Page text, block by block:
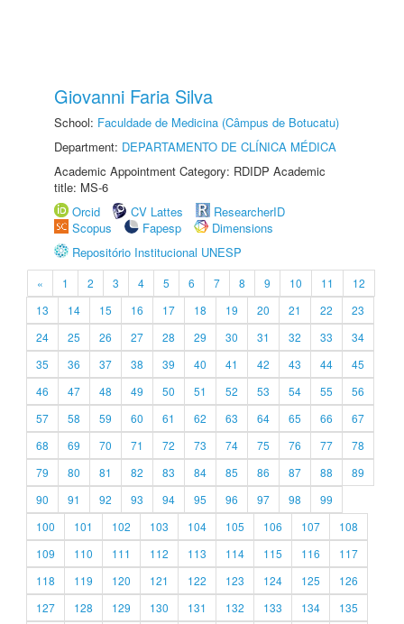
Giovanni Faria Silva
School: Faculdade de Medicina (Câmpus de Botucatu)
Department: DEPARTAMENTO DE CLÍNICA MÉDICA
Academic Appointment Category: RDIDP Academic
title: MS-6
Orcid
CV Lattes
ResearcherID
Scopus
Fapesp
Dimensions
Repositório Institucional UNESP
« 1 2 3 4 5 6 7 8 9 10 11
12
13
14 15 16 17 18 19 20 21 22
23
24
25 26 27 28 29 30 31 32 33
34
35
36 37 38 39 40 41 42 43 44
45
46
47 48 49 50 51 52 53 54 55
56
57
58 59 60 61 62 63 64 65 66
67
68
69 70 71 72 73 74 75 76 77
78
79
80 81 82 83 84 85 86 87 88
89
90
91 92 93 94 95 96 97 98
99
100
101 102 103 104 105 106 107
108
109
110 111 112 113 114 115 116
117
118
119 120 121 122 123 124 125
126
127
128 129 130 131 132 133 134
135